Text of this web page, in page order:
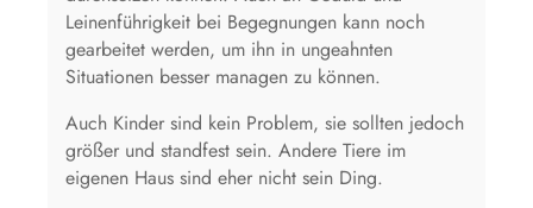
Leinenführigkeit bei Begegnungen kann noch
gearbeitet werden, um ihn in ungeahnten
Situationen besser managen zu können.
Auch Kinder sind kein Problem, sie sollten jedoch
größer und standfest sein. Andere Tiere im
eigenen Haus sind eher nicht sein Ding.